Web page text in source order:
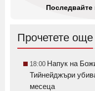
Последвайте
Прочетете още
18:00 Напук на
Тийнейджъри
месеца